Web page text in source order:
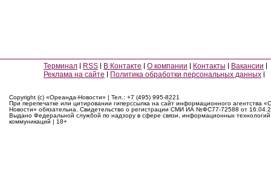
Терминал RSS В Контакте О компании Контакты
Вакансии
Реклама на сайте
Политика обработки персональных данных
Copyright (c) «Ореанда-Новости» | Тел.: +7 (495) 995-8221
При перепечатке или цитировании гиперссылка на сайт информационного агентства
Новости» обязательна. Свидетельство о регистрации СМИ ИА №ФС77-72588 от
Выдано Федеральной службой по надзору в сфере связи, информационных
коммуникаций | 18+